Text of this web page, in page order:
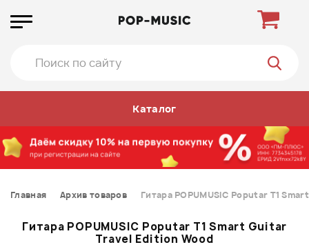
Каталог
Главная Архив товаров Гитара POPUMUSIC Poputar T1
Гитара POPUMUSIC Poputar T1 Smart Guitar
Travel Edition Wood